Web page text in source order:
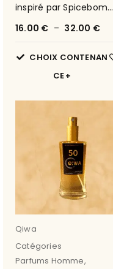
inspiré par Spicebomb
de Viktor & Rolf 125
16.00 € – 32.00 €
CHOIX CONTENAN
CE
Qiwa
Catégories
Parfums Homme,